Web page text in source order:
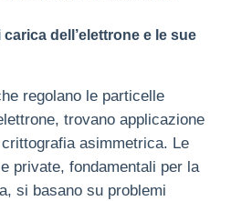
dell’elettrone e le sue
regolano le particelle
trovano applicazione
asimmetrica. Le
private, fondamentali per la
si basano su problemi